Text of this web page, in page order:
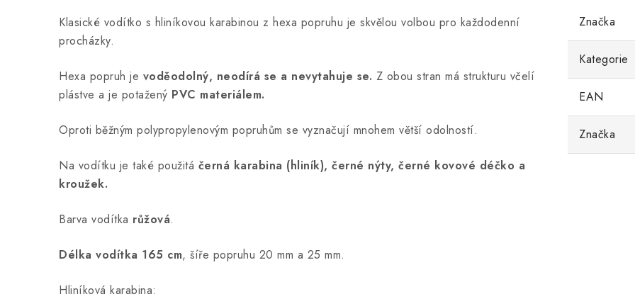
Klasické vodítko s hliníkovou karabinou z hexa popruhu je skvělou volbou pro každodenní
procházky.
Hexa popruh je voděodolný, neodírá se a nevytahuje se. Z obou stran má strukturu včelí
plástve a je potažený PVC materiálem.
Oproti běžným polypropylenovým popruhům se vyznačují mnohem větší odolností.
Na vodítku je také použitá černá karabina (hliník), černé nýty, černé kovové déčko a
kroužek.
Barva vodítka růžová.
Délka vodítka 165 cm, šíře popruhu 20 mm a 25 mm.
Hliníková karabina:
Značka
Kategorie
EAN
Značka